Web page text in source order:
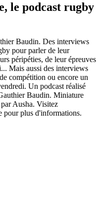
le podcast rugby
Baudin. Des interviews
pour parler de leur
péripéties, de leur épreuves
Mais aussi des interviews
compétition ou encore un
Un podcast réalisé
Baudin. Miniature
Ausha. Visitez
pour plus d'informations.